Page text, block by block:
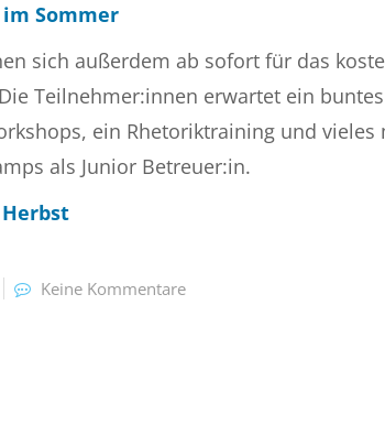
Sommer
sich außerdem ab sofort für das
Teilnehmer:innen erwartet ein
ein Rhetoriktraining und
als Junior Betreuer:in.
Keine Kommentare